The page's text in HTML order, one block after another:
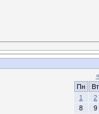
«
Пн
Вт
1
2
8
9